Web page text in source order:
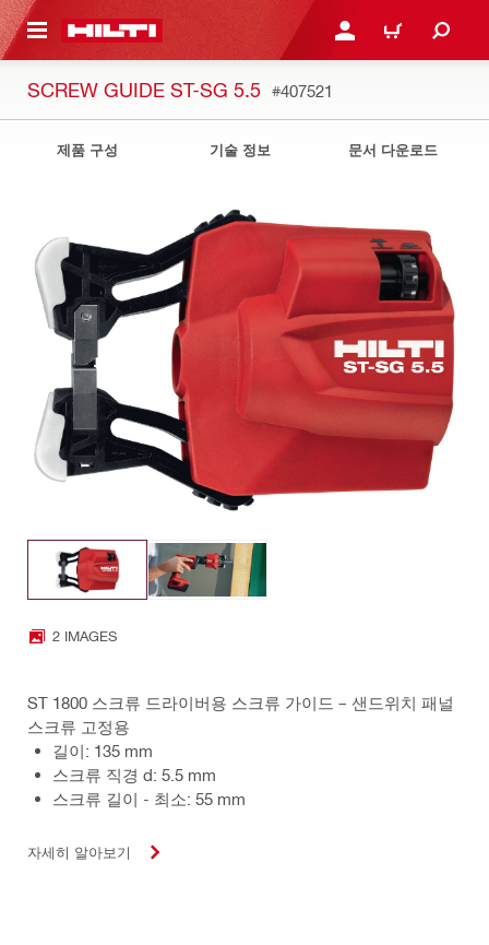
으로 건너뛰기 로그인 또는 회원가입
장바구니
SCREW GUIDE ST-SG 5.5 #407521
제품 구성 기술 정보 문서 다운로드
2 IMAGES
ST 1800 스크류 드라이버용 스크류 가이드 – 샌드위치 패널
스크류 고정용
길이: 135 mm
스크류 직경 d: 5.5 mm
스크류 길이 - 최소: 55 mm
자세히 알아보기